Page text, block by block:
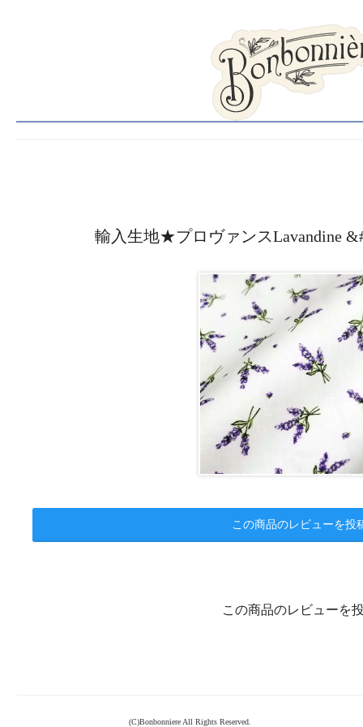
輸入生地★プロヴァンスLavandine
この商品のレビューを投
この商品のレビューを
(C)Bonbonniere All Rights Reserved.